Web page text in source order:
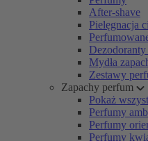
After-shave
Pielęgnacja
Mydła
Zestawy
Zapachy perfum
Pokaż
Perfumy
Perfumy
Perfumy